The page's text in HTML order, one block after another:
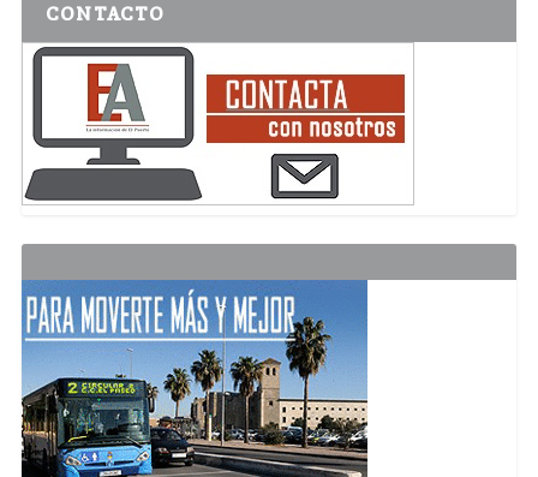
CONTACTO